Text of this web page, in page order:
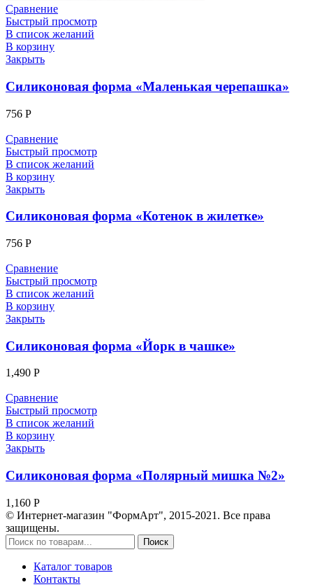
Сравнение
Быстрый просмотр
В список желаний
В корзину
Закрыть
Силиконовая форма «Маленькая черепашка»
756 Р
Сравнение
Быстрый просмотр
В список желаний
В корзину
Закрыть
Силиконовая форма «Котенок в жилетке»
756 Р
Сравнение
Быстрый просмотр
В список желаний
В корзину
Закрыть
Силиконовая форма «Йорк в чашке»
1,490 Р
Сравнение
Быстрый просмотр
В список желаний
В корзину
Закрыть
Силиконовая форма «Полярный мишка №2»
1,160 Р
© Интернет-магазин "ФормАрт", 2015-2021. Все права
защищены.
Поиск
Каталог товаров
Контакты